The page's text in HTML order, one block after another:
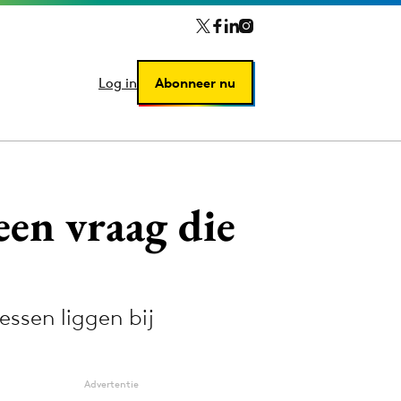
Log in Abonneer nu
Log in Abonneer nu
vraag die
liggen bij
Advertentie